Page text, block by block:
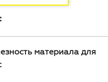
материала для